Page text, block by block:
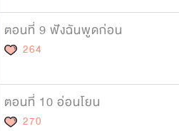
ตอนที่ 9 ฟังฉันพูดก่อน
264
ตอนที่ 10 อ่อนโยน
270